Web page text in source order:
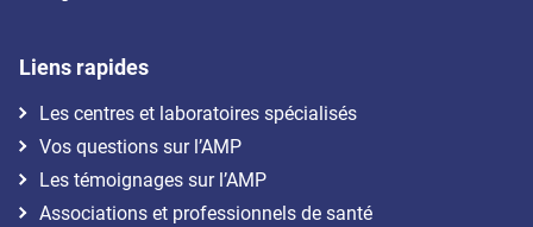
Liens rapides
Les centres et laboratoires spécialisés
Vos questions sur l’AMP
Les témoignages sur l’AMP
Associations et professionnels de santé